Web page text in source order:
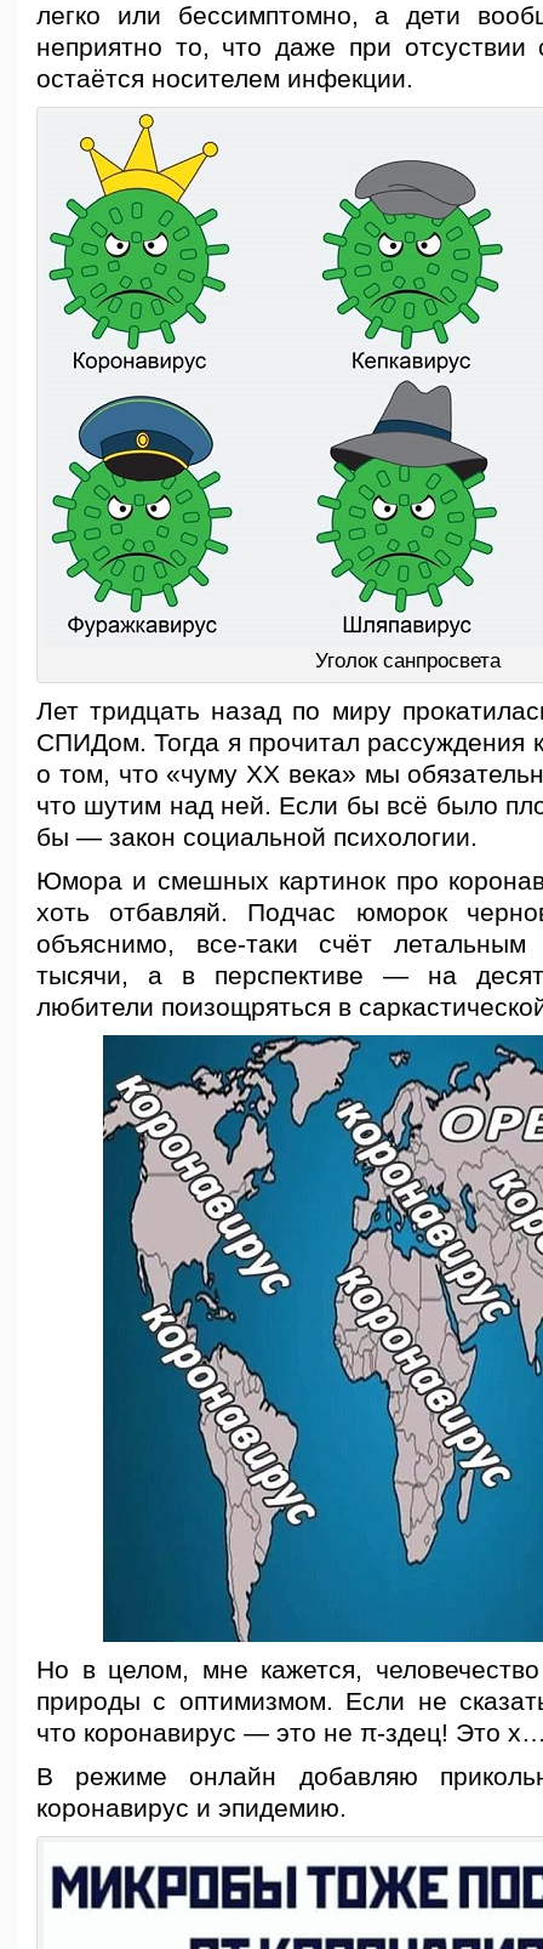
легко или бессимптомно, а дети
неприятно то, что даже при отсуствии
остаётся носителем инфекции.
Уголок санпросвета
Лет тридцать назад по миру
СПИДом. Тогда я прочитал рассуждения
о том, что «чуму XX века» мы
что шутим над ней. Если бы всё было
бы — закон социальной психологии.
Юмора и смешных картинок про
хоть отбавляй. Подчас юморок
объяснимо, все-таки счёт
тысячи, а в перспективе — на
любители поизощряться в
Но в целом, мне кажется,
природы с оптимизмом. Если не
что коронавирус — это не π-здец! Это
В режиме онлайн добавляю
коронавирус и эпидемию.